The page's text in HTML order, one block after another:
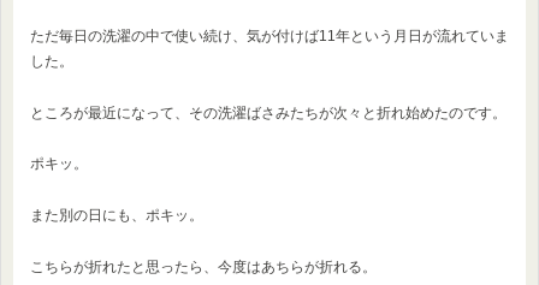
ただ毎日の洗濯の中で使い続け、気が付けば11年という月日が流れていま
した。
ところが最近になって、その洗濯ばさみたちが次々と折れ始めたのです。
ポキッ。
また別の日にも、ポキッ。
こちらが折れたと思ったら、今度はあちらが折れる。